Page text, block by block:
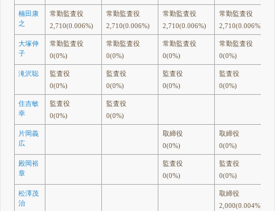
楠田康
之
常勤監査役
2,710(0.006%)
常勤監査役
2,710(0.006%)
常勤監査役
2,710(0.006%)
常勤監査役
2,710(0.006%)
大塚伸
子
常勤監査役
0(0%)
常勤監査役
0(0%)
常勤監査役
0(0%)
常勤監査役
0(0%)
滝沢聡
監査役
0(0%)
監査役
0(0%)
監査役
0(0%)
監査役
0(0%)
住吉敏
幸
監査役
0(0%)
監査役
0(0%)
片岡義
広
取締役
0(0%)
取締役
0(0%)
殿岡裕
章
監査役
0(0%)
監査役
0(0%)
松澤茂
治
取締役
2,000(0.004%)